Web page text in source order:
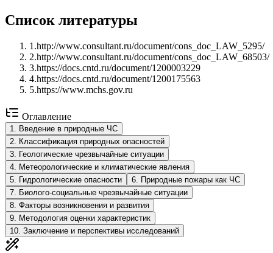
Список литературы
1 .http://www.consultant.ru/document/cons_doc_LAW_5295/
2.http://www.consultant.ru/document/cons_doc_LAW_68503/
3.https://docs.cntd.ru/document/1200003229
4.https://docs.cntd.ru/document/1200175563
5.https://www.mchs.gov.ru
Оглавление
1
Введение в природные ЧС
2
Классификация природных опасностей
3
Геологические чрезвычайные ситуации
4
Метеорологические и климатические явления
5
Гидрологические опасности 6
Природные пожары как ЧС
7
Биолого-социальные чрезвычайные ситуации
8 Факторы возникновения и развития
9
Методология оценки характеристик
10 Заключение и перспективы исследований